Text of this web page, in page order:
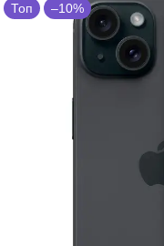
Топ –10%